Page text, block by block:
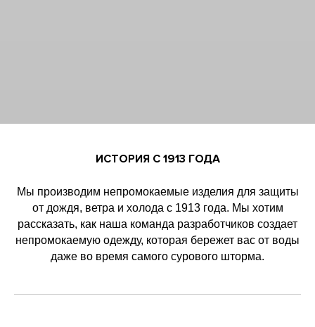
ИСТОРИЯ С 1913 ГОДА
Мы производим непромокаемые изделия для защиты
от дождя, ветра и холода с 1913 года. Мы хотим
рассказать, как наша команда разработчиков создает
непромокаемую одежду, которая бережет вас от воды
даже во время самого сурового шторма.